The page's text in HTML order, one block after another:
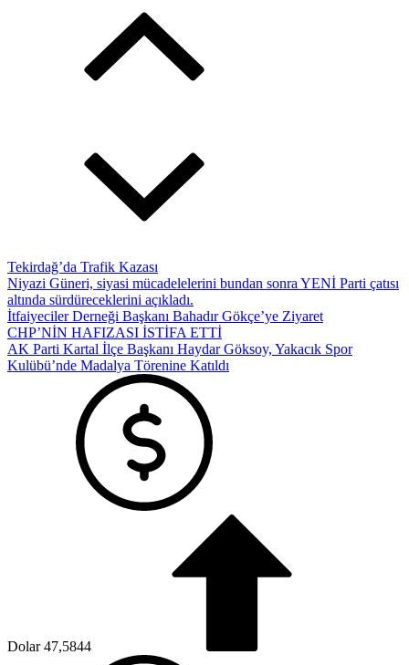
Tekirdağ’da Trafik Kazası
Niyazi Güneri, siyasi mücadelelerini bundan sonra YENİ Parti çatısı
altında sürdüreceklerini açıkladı.
İtfaiyeciler Derneği Başkanı Bahadır Gökçe’ye Ziyaret
CHP’NİN HAFIZASI İSTİFA ETTİ
AK Parti Kartal İlçe Başkanı Haydar Göksoy, Yakacık Spor
Kulübü’nde Madalya Törenine Katıldı
Dolar 47,5844